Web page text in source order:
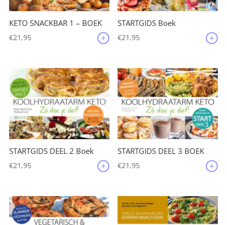
KETO SNACKBAR 1 – BOEK
€21,95
STARTGIDS Boek
€21,95
STARTGIDS DEEL 2 Boek
€21,95
STARTGIDS DEEL 3 BOEK
€21,95